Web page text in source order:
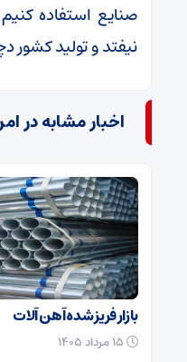
صنایع استفاده
نیفتد و تولید کشور
اخبار مشابه در
بازار فریز شده آهن آلات